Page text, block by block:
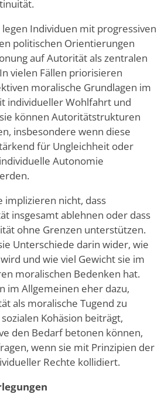
legen Individuen mit progressiven
politischen Orientierungen
auf Autorität als zentralen
vielen Fällen priorisieren
moralische Grundlagen im
individueller Wohlfahrt und
können Autoritätstrukturen
insbesondere wenn diese
für Ungleichheit oder
Autonomie
implizieren nicht, dass
insgesamt ablehnen oder dass
ohne Grenzen unterstützen.
Unterschiede darin wider, wie
und wie viel Gewicht sie im
moralischen Bedenken hat.
im Allgemeinen eher dazu,
als moralische Tugend zu
Kohäsion beiträgt,
den Bedarf betonen können,
wenn sie mit Prinzipien der
Rechte kollidiert.